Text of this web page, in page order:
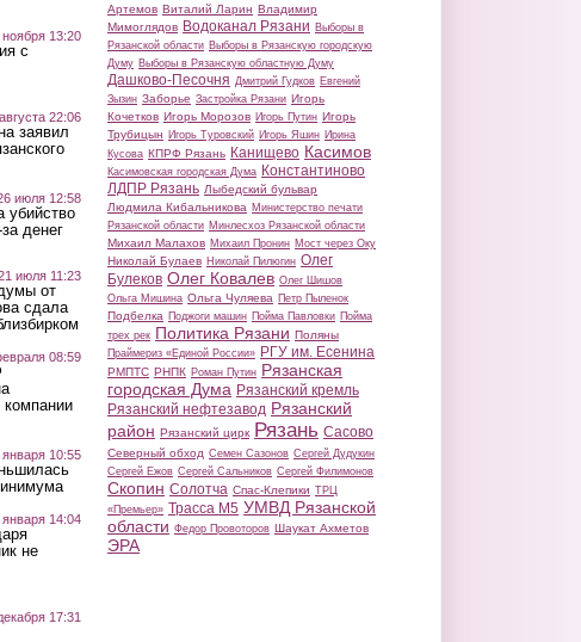
ноября 13:20
с
22:06
заявил
июля 12:58
убийство
денег
июля 11:23
от
сдала
08:59
января 10:55
января 14:04
не
17:31
Артемов Виталий Ларин Владимир
Мимоглядов Водоканал Рязани Выборы в
Рязанской области Выборы в Рязанскую городскую
Думу Выборы в Рязанскую областную Думу
Дашково-Песочня Дмитрий Гудков Евгений
Зызин Заборье Застройка Рязани Игорь
Кочетков Игорь Морозов Игорь Путин Игорь
Трубицын Игорь Туровский Игорь Яшин Ирина
Кусова КПРФ Рязань Канищево Касимов
Касимовская городская Дума Константиново
ЛДПР Рязань Лыбедский бульвар
Людмила Кибальникова Министерство печати
Рязанской области Минлесхоз Рязанской области
Михаил Малахов Михаил Пронин Мост через Оку
Николай Булаев Николай Пилюгин Олег
Булеков Олег Ковалев Олег Шишов
Ольга Мишина Ольга Чуляева Петр Пыленок
Подбелка Поджоги машин Пойма Павловки Пойма
трех рек Политика Рязани Поляны
Праймериз «Единой России» РГУ им. Есенина
РМПТС РНПК Роман Путин Рязанская
городская Дума Рязанский кремль
Рязанский нефтезавод Рязанский
район Рязанский цирк Рязань Сасово
Северный обход Семен Сазонов Сергей Дудукин
Сергей Ежов Сергей Сальников Сергей Филимонов
Скопин Солотча Спас-Клепики ТРЦ
«Премьер» Трасса М5 УМВД Рязанской
области Федор Провоторов Шаукат Ахметов
ЭРА